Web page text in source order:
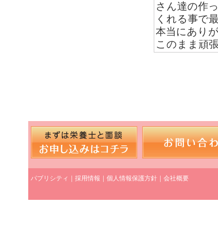
さん達の作
くれる事で
本当にあり
このまま頑
パブリシティ ｜ 採用情報 ｜ 個人情報保護方針｜ 会社概要